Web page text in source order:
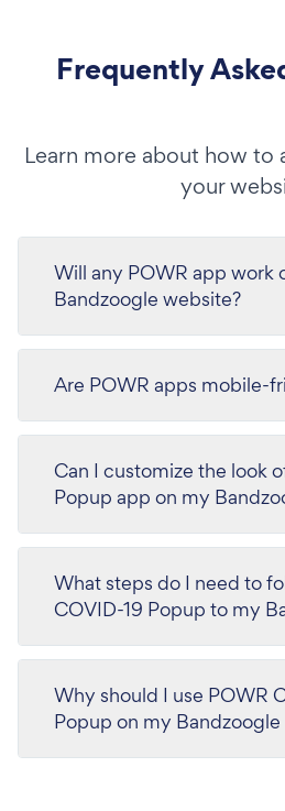
Frequently
Learn more about how to
your
Will any POWR app work
Bandzoogle website?
Are POWR apps mobile-
Can I customize the look
Popup app on my
What steps do I need to
COVID-19 Popup to my
Why should I use POWR
Popup on my Bandzoogle